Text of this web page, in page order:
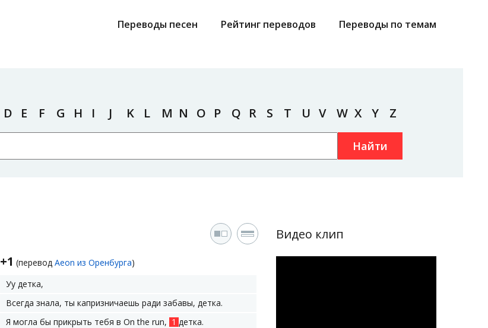
Переводы песен Рейтинг переводов Переводы по темам
D E F G H I J K L M N O P Q R S T U V W X Y Z
Найти
+1 (перевод Aeon из Оренбурга)
Уу детка,
Всегда знала, ты капризничаешь ради забавы, детка.
Я могла бы прикрыть тебя в On the run, 1 детка.
Видео клип